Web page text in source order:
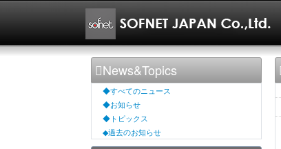
News&Topics
◆すべてのニュース
◆お知らせ
◆トピックス
◆過去のお知らせ